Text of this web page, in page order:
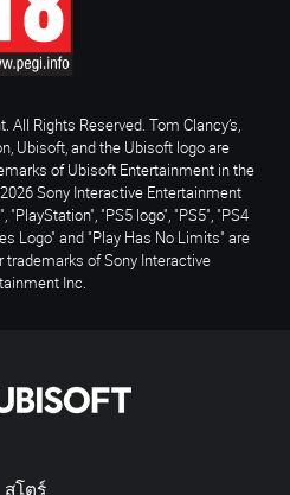
สโตร์
Rights Reserved. Tom Clancy’s,
Ubisoft, and the Ubisoft logo are
of Ubisoft Entertainment in the
Sony Interactive Entertainment
"PS5 logo", "PS5", "PS4
Logo" and "Play Has No Limits" are
trademarks of Sony Interactive
Inc.